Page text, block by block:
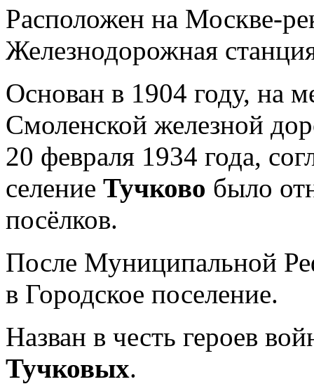
Расположен на Москве-
Железнодорожная
Основан в 1904 году, на
Смоленской железной
20 февраля 1934 года,
селение Тучково было
посёлков.
После Муниципальной
в Городское поселение.
Назван в честь героев
Тучковых.